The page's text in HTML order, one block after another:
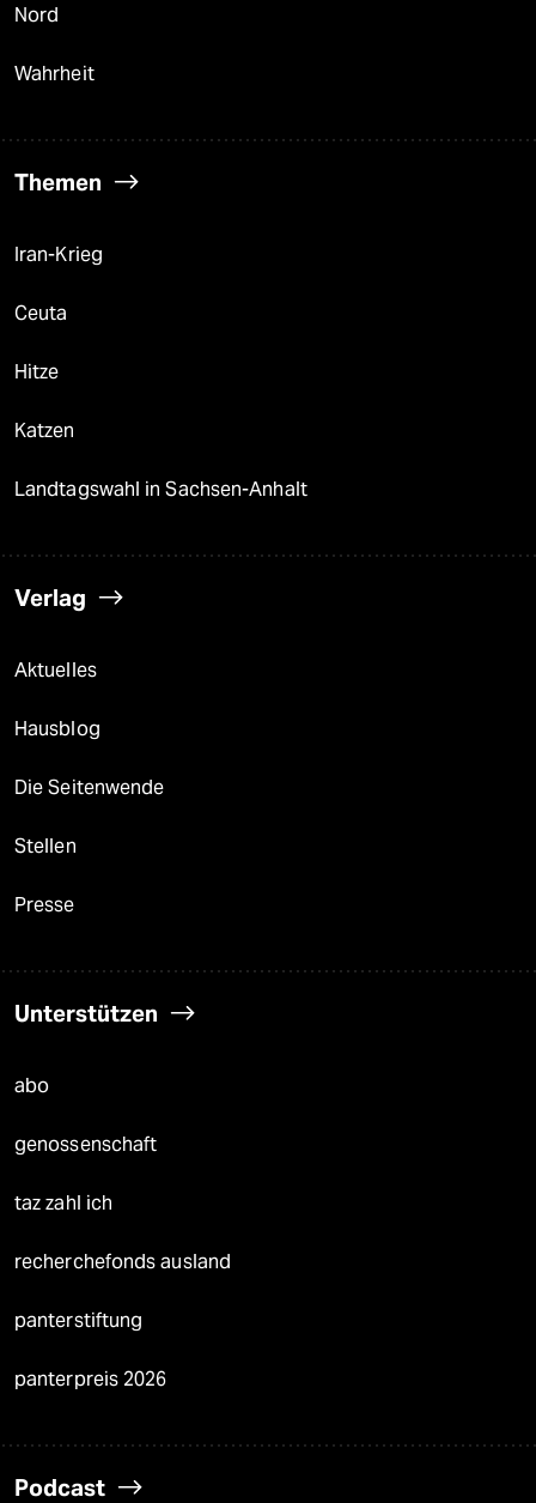
Nord
Wahrheit
Themen
Iran-Krieg
Ceuta
Hitze
Katzen
Landtagswahl in Sachsen-Anhalt
Verlag
Aktuelles
Hausblog
Die Seitenwende
Stellen
Presse
Unterstützen
abo
genossenschaft
taz zahl ich
recherchefonds ausland
panterstiftung
panterpreis 2026
Podcast